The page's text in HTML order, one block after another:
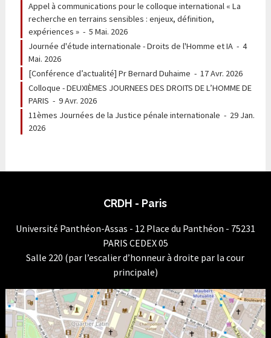
Appel à communications pour le colloque international « La
recherche en terrains sensibles : enjeux, définition,
expériences »- 5 Mai. 2026
Journée d'étude internationale - Droits de l'Homme et IA- 4
Mai. 2026
[Conférence d’actualité] Pr Bernard Duhaime - 17 Avr. 2026
Colloque - DEUXIÈMES JOURNEES DES DROITS DE L’HOMME DE
PARIS - 9 Avr. 2026
11èmes Journées de la Justice pénale internationale - 29 Jan.
2026
CRDH - Paris
Université Panthéon-Assas - 12 Place du Panthéon - 75231
PARIS CEDEX 05
Salle 220 (par l’escalier d’honneur à droite par la cour
principale)